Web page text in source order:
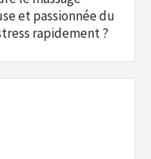
et passionnée du
rapidement ?